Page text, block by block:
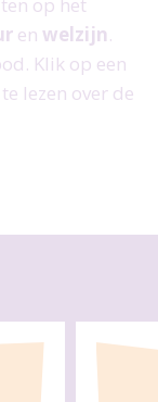
en welzijn.
Klik op een
lezen over de